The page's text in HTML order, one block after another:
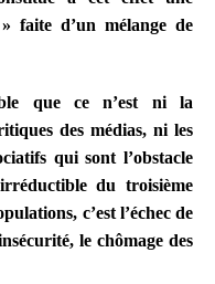
faite d’un mélange de
que ce n’est ni la
des médias, ni les
qui sont l’obstacle
du troisième
c’est l’échec de
le chômage des